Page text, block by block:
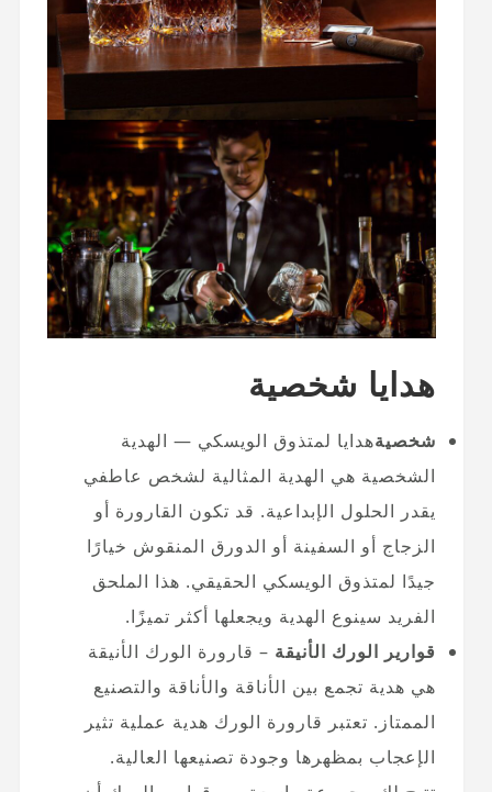
هدايا شخصية
شخصيةهدايا لمتذوق الويسكي — الهدية
الشخصية هي الهدية المثالية لشخص عاطفي
يقدر الحلول الإبداعية. قد تكون القارورة أو
الزجاج أو السفينة أو الدورق المنقوش خيارًا
جيدًا لمتذوق الويسكي الحقيقي. هذا الملحق
الفريد سينوع الهدية ويجعلها أكثر تميزًا.
قوارير الورك الأنيقة – قارورة الورك الأنيقة
هي هدية تجمع بين الأناقة والأناقة والتصنيع
الممتاز. تعتبر قارورة الورك هدية عملية تثير
الإعجاب بمظهرها وجودة تصنيعها العالية.